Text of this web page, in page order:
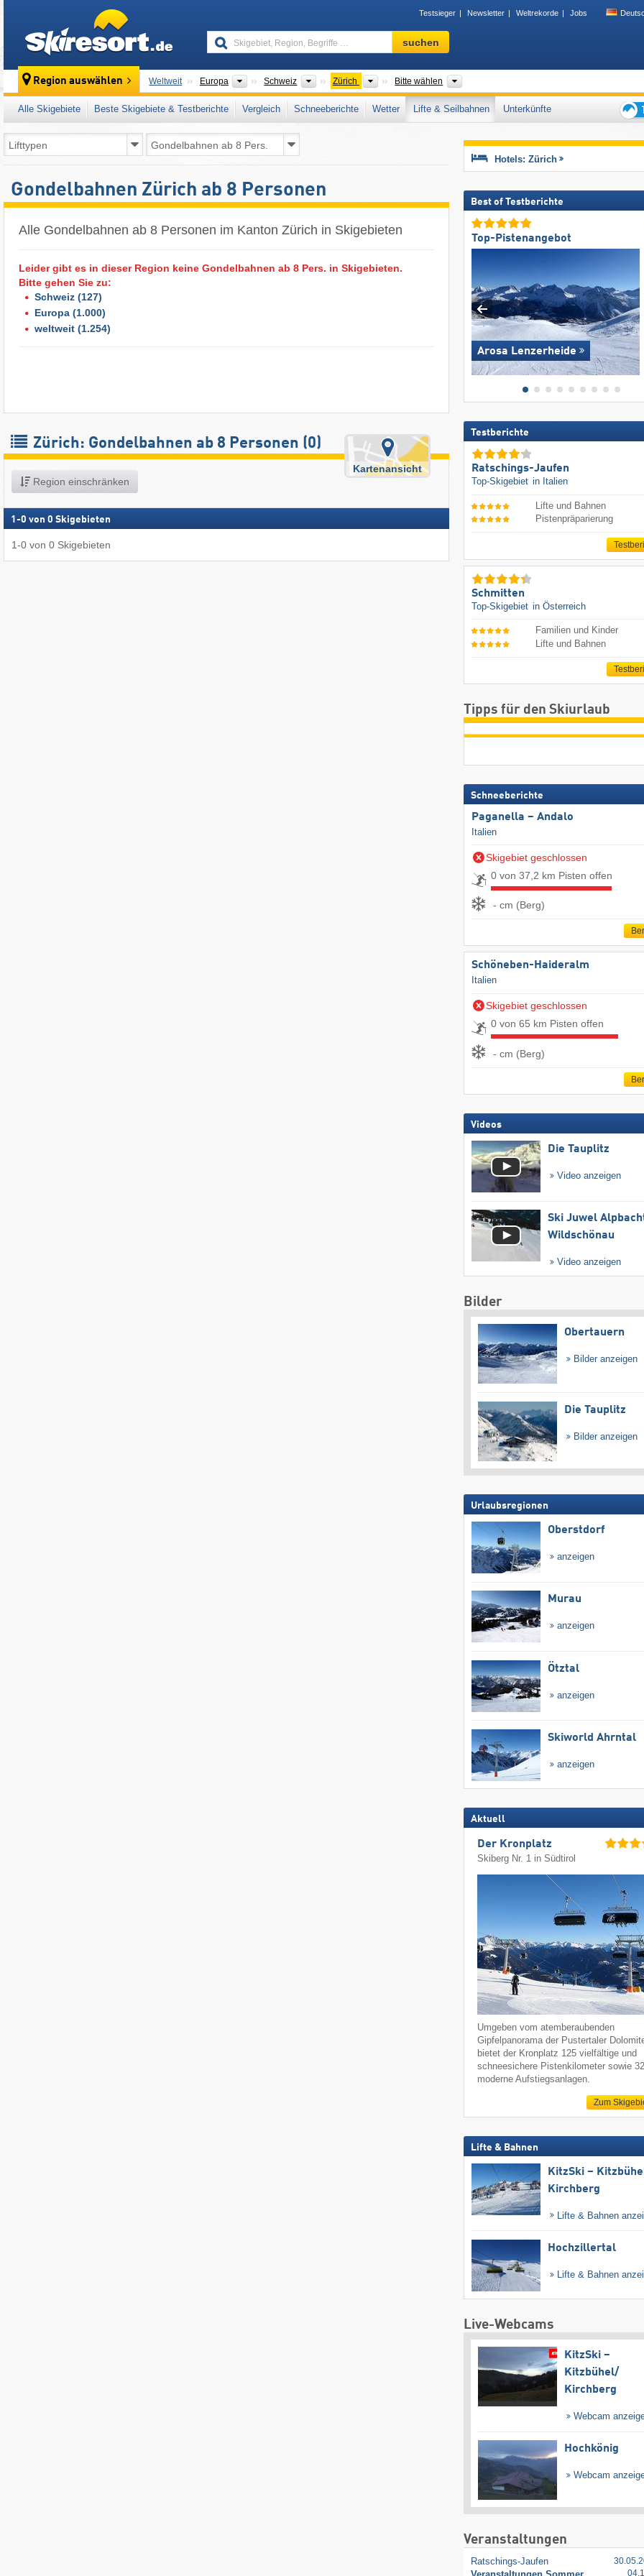
Testsieger Newsletter Weltrekorde Jobs
Skigebiet,
Region,
…
suchen
Region auswählen Weltweit Europa Kontinente
Schweiz LänderZürich Großregionen
Bitte wählen
Alle Skigebiete Beste Skigebiete & Testberichte Vergleich Schneeberichte Wetter Lifte & Seilbahnen
Unterkünfte
für
Gondelbahnen Zürich ab 8 Personen
Alle Gondelbahnen ab 8 Personen im Kanton Zürich in Skigebieten
Leider gibt es in dieser Region keine Gondelbahnen ab 8 Pers. in Skigebieten.
Bitte gehen Sie zu:
Schweiz (127)
Europa (1.000)
weltweit (1.254)
Zürich: Gondelbahnen ab 8 Personen (0)
Region einschränken
Kartenansicht
1 -0 von 0 Skigebieten
1-0 von 0 Skigebieten
Hotels: Zürich
Best of Testberichte
Top-Pistenangebot
Arosa Lenzerheide
Testberichte
Ratschings-Jaufen
Top-Skigebiet in Italien
Lifte und Bahnen
Pistenpräparierung
Schmitten
Top-Skigebiet in Österreich
Familien und Kinder
Lifte und Bahnen
Tipps für den Skiurlaub
Schneeberichte
Paganella – Andalo
Italien
Skigebiet geschlossen
0 von 37,2 km Pisten offen
- cm (Berg)
Schöneben-Haideralm
Italien
Skigebiet geschlossen
0 von 65 km Pisten offen
- cm (Berg)
Videos
Die Tauplitz
Video anzeigen
Ski Juwel
Wildschönau
Video anzeigen
Bilder
Obertauern
Bilder anzeigen
Die Tauplitz
Bilder anzeigen
Urlaubsregionen
Oberstdorf
anzeigen
Murau
anzeigen
Ötztal
anzeigen
Skiworld Ahrntal
anzeigen
Aktuell
Der Kronplatz
Skiberg Nr. 1 in Südtirol
Umgeben vom atemberaubenden
Gipfelpanorama der Pustertaler
bietet der Kronplatz 125 vielfältige und
schneesichere Pistenkilometer sowie 32
moderne Aufstiegsanlagen.
Zum
Lifte & Bahnen
KitzSki –
Kirchberg
Lifte & Bahnen
Hochzillertal
Lifte & Bahnen
Live-Webcams
KitzSki –
Kitzbühel/​
Kirchberg
Webcam
Hochkönig
Webcam
Veranstaltungen
Ratschings-Jaufen